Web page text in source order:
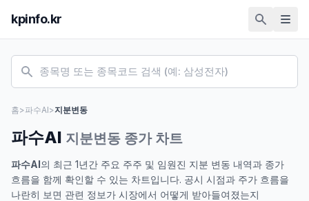
kpinfo.kr
홈>파수AI>지분변동
파수AI 지분변동 종가 차트
파수AI의 최근 1년간 주요 주주 및 임원진 지분 변동 내역과 종가
흐름을 함께 확인할 수 있는 차트입니다. 공시 시점과 주가 흐름을
나란히 보면 관련 정보가 시장에서 어떻게 받아들여졌는지